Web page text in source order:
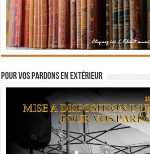
Pour vos pardons en extérieur